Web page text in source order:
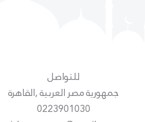
للتواصل
جمهورية مصر العربية ,القاهرة
0223901030